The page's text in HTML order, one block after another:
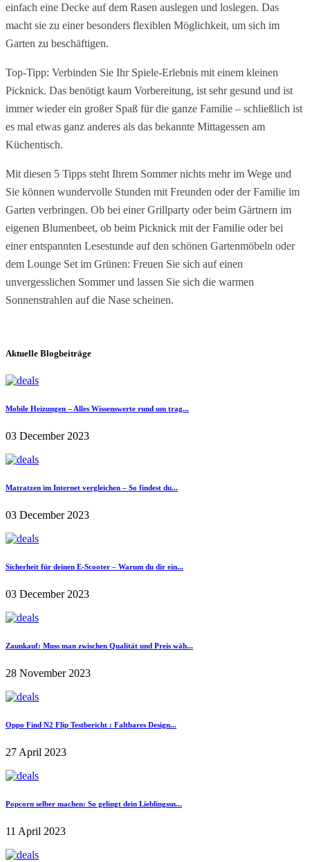
einfach eine Decke auf dem Rasen auslegen und loslegen. Das
macht sie zu einer besonders flexiblen Möglichkeit, um sich im
Garten zu beschäftigen.
Top-Tipp: Verbinden Sie Ihr Spiele-Erlebnis mit einem kleinen
Picknick. Das benötigt kaum Vorbereitung, ist sehr gesund und ist
immer wieder ein großer Spaß für die ganze Familie – schließlich ist
es mal etwas ganz anderes als das bekannte Mittagessen am
Küchentisch.
Mit diesen 5 Tipps steht Ihrem Sommer nichts mehr im Wege und
Sie können wundervolle Stunden mit Freunden oder der Familie im
Garten verbringen. Ob bei einer Grillparty oder beim Gärtnern im
eigenen Blumenbeet, ob beim Picknick mit der Familie oder bei
einer entspannten Lesestunde auf den schönen Gartenmöbeln oder
dem Lounge Set im Grünen: Freuen Sie sich auf einen
unvergesslichen Sommer und lassen Sie sich die warmen
Sonnenstrahlen auf die Nase scheinen.
Aktuelle Blogbeiträge
Mobile Heizungen – Alles Wissenswerte rund um trag...
03 December 2023
Matratzen im Internet vergleichen – So findest du...
03 December 2023
Sicherheit für deinen E-Scooter – Warum du dir ein...
03 December 2023
Zaunkauf: Muss man zwischen Qualität und Preis wäh...
28 November 2023
Oppo Find N2 Flip Testbericht : Faltbares Design...
27 April 2023
Popcorn selber machen: So gelingt dein Lieblingssn...
11 April 2023